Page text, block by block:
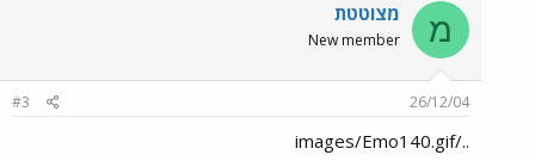
מ מצוטטת
New member
26/12/04
#3
../images/Emo140.gif